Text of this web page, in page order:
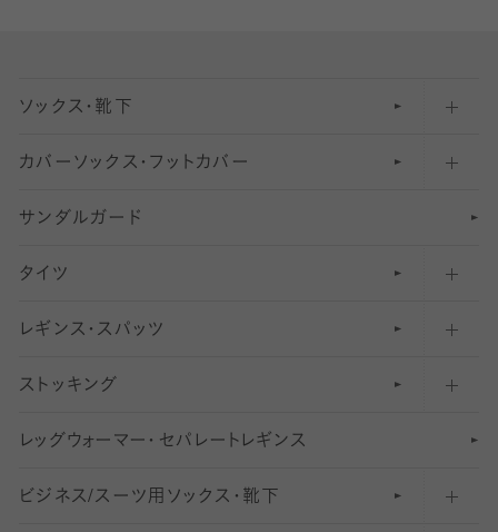
ソックス・靴下
五本指ソックス・靴下
足袋ソックス・靴下
無地・プレーンソックス・靴下
柄ソックス・靴下
スニーカー（くるぶし）用ソックス
アンクル・ショートソックス（くるぶし上）
クルーソックス（ふくらはぎ下）
カバーソックス・フットカバー
フットカバー・カバーソックス（深め）
フットカバー・カバーソックス（ふつう）
フットカバー・カバーソックス（浅め）
サンダルガード
タイツ
30デニール以下のタイツ（薄手タイツ）
31〜40デニールタイツ
41〜60デニールタイツ
61〜80デニールタイツ
レギンス・スパッツ
柄レギンス
無地レギンス
レギンスパンツ（レギパン）
ストッキング
伝線しにくいストッキング
ショートストッキング
レッ グ ウォー マー ・ セパレー ト レ ギンス
ビジネス/スーツ用 ソックス・靴下